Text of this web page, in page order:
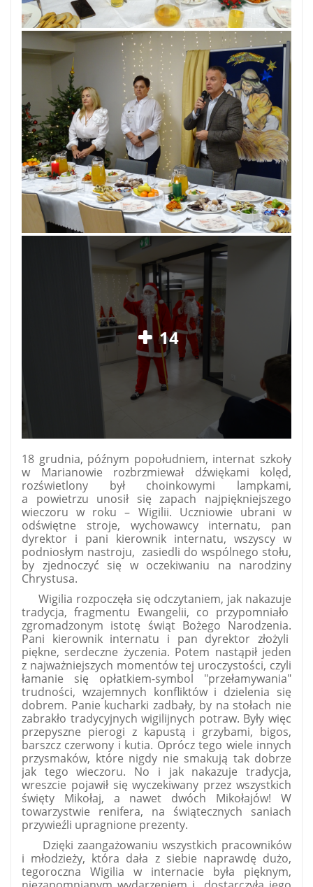
14
18 grudnia, późnym popołudniem, internat szkoły
w Marianowie rozbrzmiewał dźwiękami kolęd,
rozświetlony był choinkowymi lampkami,
a powietrzu unosił się zapach najpiękniejszego
wieczoru w roku – Wigilii. Uczniowie ubrani w
odświętne stroje, wychowawcy internatu, pan
dyrektor i pani kierownik internatu, wszyscy w
podniosłym nastroju, zasiedli do wspólnego stołu,
by zjednoczyć się w oczekiwaniu na narodziny
Chrystusa.
Wigilia rozpoczęła się odczytaniem, jak nakazuje
tradycja, fragmentu Ewangelii, co przypomniało
zgromadzonym istotę świąt Bożego Narodzenia.
Pani kierownik internatu i pan dyrektor złożyli
piękne, serdeczne życzenia. Potem nastąpił jeden
z najważniejszych momentów tej uroczystości, czyli
łamanie się opłatkiem-symbol "przełamywania"
trudności, wzajemnych konfliktów i dzielenia się
dobrem. Panie kucharki zadbały, by na stołach nie
zabrakło tradycyjnych wigilijnych potraw. Były więc
przepyszne pierogi z kapustą i grzybami, bigos,
barszcz czerwony i kutia. Oprócz tego wiele innych
przysmaków, które nigdy nie smakują tak dobrze
jak tego wieczoru. No i jak nakazuje tradycja,
wreszcie pojawił się wyczekiwany przez wszystkich
święty Mikołaj, a nawet dwóch Mikołajów! W
towarzystwie renifera, na świątecznych saniach
przywieźli upragnione prezenty.
Dzięki zaangażowaniu wszystkich pracowników
i młodzieży, która dała z siebie naprawdę dużo,
tegoroczna Wigilia w internacie była pięknym,